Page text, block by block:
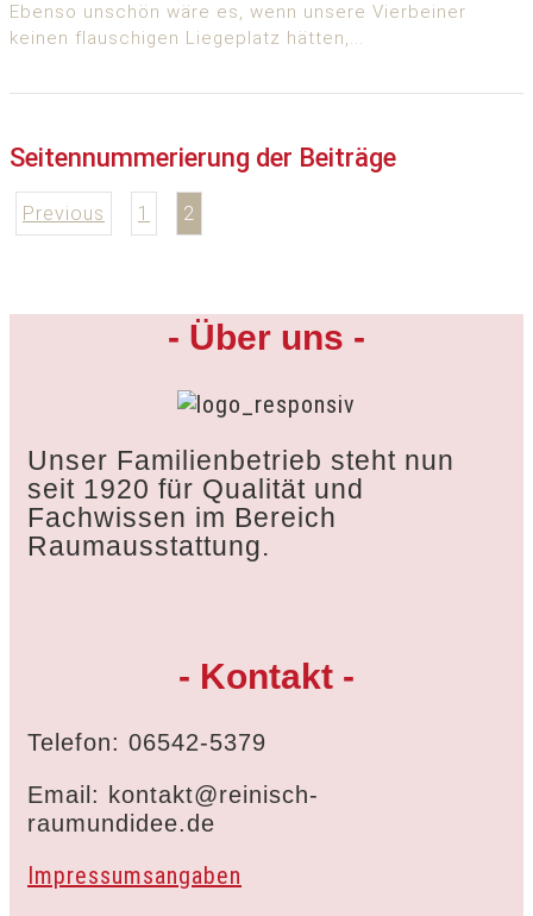
Ebenso unschön wäre es, wenn unsere Vierbeiner
keinen flauschigen Liegeplatz hätten,...
Seitennummerierung der Beiträge
Previous 1 2
- Über uns -
Unser Familienbetrieb steht nun
seit 1920 für Qualität und
Fachwissen im Bereich
Raumausstattung.
- Kontakt -
Telefon: 06542-5379
Email: kontakt@reinisch-
raumundidee.de
Impressumsangaben